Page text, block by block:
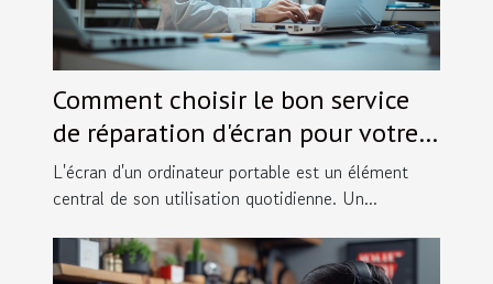
Comment choisir le bon service
de réparation d'écran pour votre
ordinateur portable
L'écran d'un ordinateur portable est un élément
central de son utilisation quotidienne. Un...